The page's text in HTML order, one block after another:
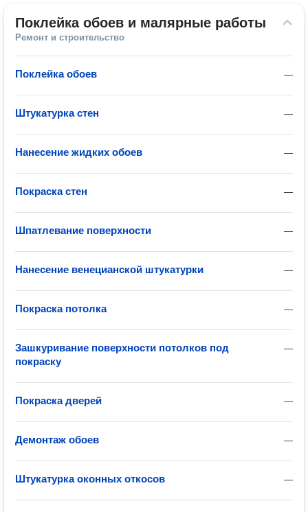
Поклейка обоев и малярные работы
Ремонт и строительство
—
Поклейка обоев
—
Штукатурка стен
—
Нанесение жидких обоев
—
Покраска стен
—
Шпатлевание поверхности
—
Нанесение венецианской штукатурки
—
Покраска потолка
—
Зашкуривание поверхности потолков под
покраску
—
Покраска дверей
—
Демонтаж обоев
—
Штукатурка оконных откосов